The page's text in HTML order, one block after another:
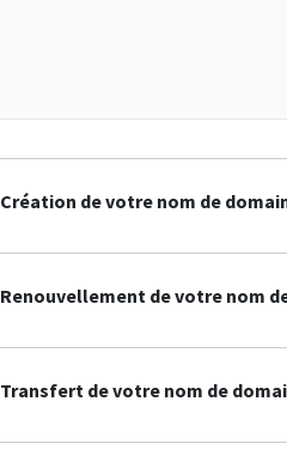
Création de votre nom de
Renouvellement de votre nom
Transfert de votre nom de